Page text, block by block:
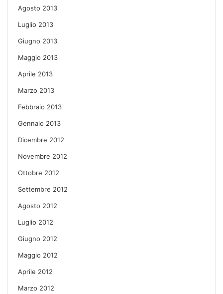
Agosto 2013
Luglio 2013
Giugno 2013
Maggio 2013
Aprile 2013
Marzo 2013
Febbraio 2013
Gennaio 2013
Dicembre 2012
Novembre 2012
Ottobre 2012
Settembre 2012
Agosto 2012
Luglio 2012
Giugno 2012
Maggio 2012
Aprile 2012
Marzo 2012